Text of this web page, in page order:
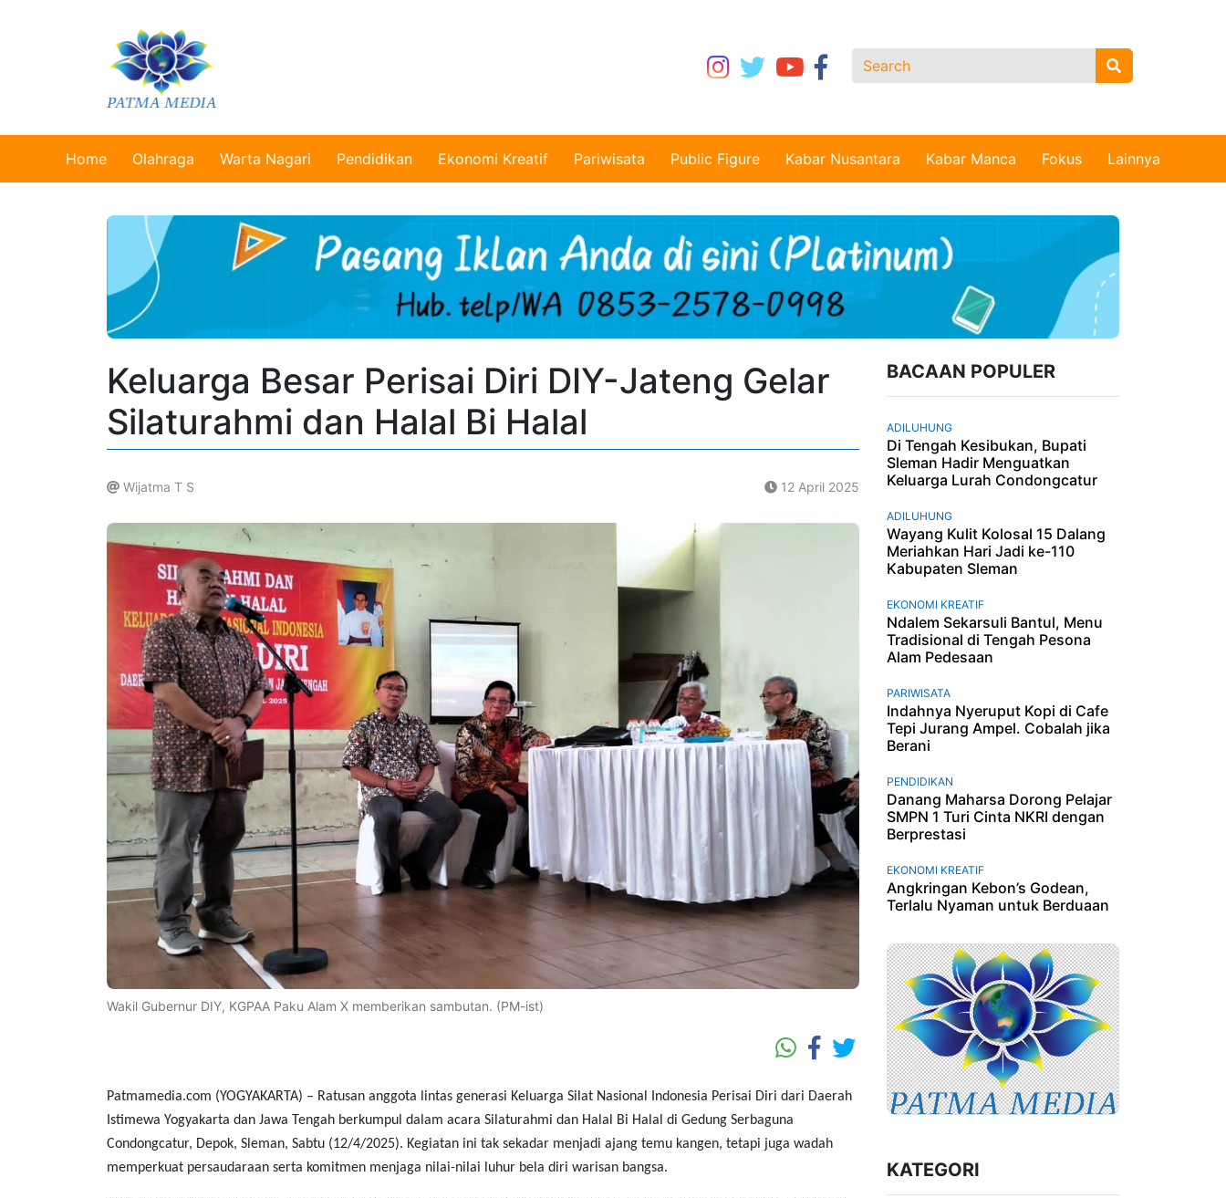
Home Olahraga Warta Nagari Pendidikan Ekonomi Kreatif Pariwisata Public Figure Kabar Nusantara Kabar Manca Fokus Lainnya
Keluarga Besar Perisai Diri DIY-Jateng Gelar
Silaturahmi dan Halal Bi Halal
Wijatma T S 12 April 2025
Wakil Gubernur DIY, KGPAA Paku Alam X memberikan sambutan. (PM-ist)
Patmamedia.com (YOGYAKARTA) – Ratusan anggota lintas generasi Keluarga Silat Nasional Indonesia Perisai Diri dari Daerah
Istimewa Yogyakarta dan Jawa Tengah berkumpul dalam acara Silaturahmi dan Halal Bi Halal di Gedung Serbaguna
Condongcatur, Depok, Sleman, Sabtu (12/4/2025). Kegiatan ini tak sekadar menjadi ajang temu kangen, tetapi juga wadah
memperkuat persaudaraan serta komitmen menjaga nilai-nilai luhur bela diri warisan bangsa.
BACAAN POPULER
ADILUHUNG
Di Tengah Kesibukan, Bupati
Sleman Hadir Menguatkan
Keluarga Lurah Condongcatur
ADILUHUNG
Wayang Kulit Kolosal 15 Dalang
Meriahkan Hari Jadi ke-110
Kabupaten Sleman
EKONOMI KREATIF
Ndalem Sekarsuli Bantul, Menu
Tradisional di Tengah Pesona
Alam Pedesaan
PARIWISATA
Indahnya Nyeruput Kopi di Cafe
Tepi Jurang Ampel. Cobalah jika
Berani
PENDIDIKAN
Danang Maharsa Dorong Pelajar
SMPN 1 Turi Cinta NKRI dengan
Berprestasi
EKONOMI KREATIF
Angkringan Kebon’s Godean,
Terlalu Nyaman untuk Berduaan
KATEGORI